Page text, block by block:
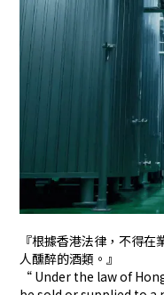
『根據香港法律，不得
人醺醉的酒類。』
“ Under the law of